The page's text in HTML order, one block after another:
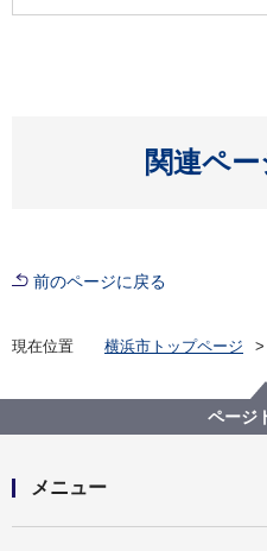
関連ペ
前のページに戻る
現在位置 横浜市トップページ
建築関連手続・法令・
建築に関する条例・規
横浜市斜面地における
ページ
メニュー